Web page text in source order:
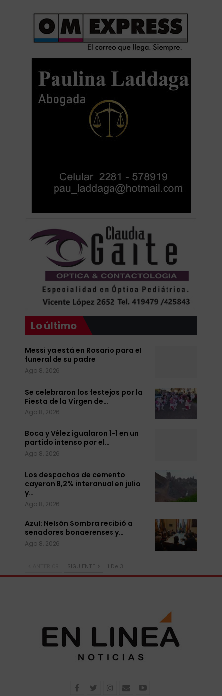
Lo último
Messi ya está en Rosario para el
funeral de su padre
Ago 8, 2026
Se celebraron los festejos por la
Fiesta de la Virgen de…
Ago 8, 2026
Boca y Vélez igualaron 1-1 en un
partido intenso por el…
Ago 8, 2026
Los despachos de cemento
cayeron 8,2% interanual en julio
y…
Ago 8, 2026
Azul: Nelsón Sombra recibió a
senadores bonaerenses y…
Ago 8, 2026
SIGUIENTE 1 De 3